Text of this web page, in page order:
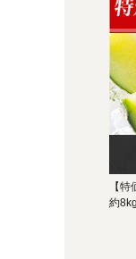
【
約